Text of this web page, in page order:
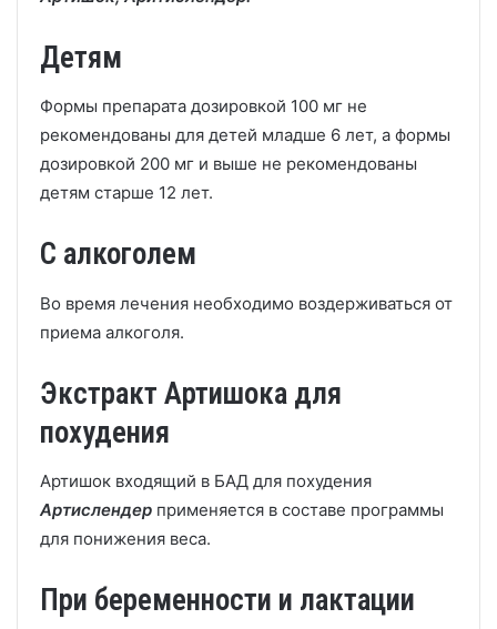
Детям
Формы препарата дозировкой 100 мг не
рекомендованы для детей младше 6 лет, а формы
дозировкой 200 мг и выше не рекомендованы
детям старше 12 лет.
С алкоголем
Во время лечения необходимо воздерживаться от
приема алкоголя.
Экстракт Артишока для
похудения
Артишок входящий в БАД для похудения
Артислендер применяется в составе программы
для понижения веса.
При беременности и лактации